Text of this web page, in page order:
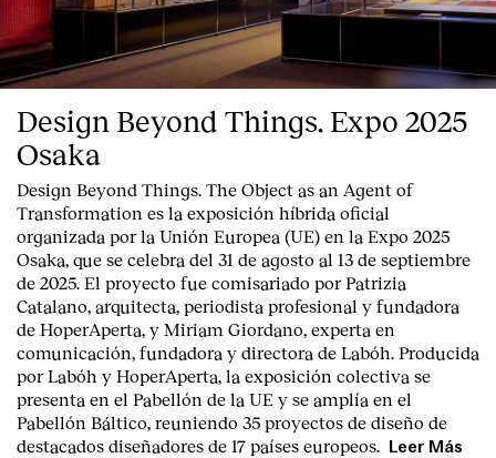
Design Beyond Things. Expo 2025
Osaka
Design Beyond Things. The Object as an Agent of
Transformation es la exposición híbrida oficial
organizada por la Unión Europea (UE) en la Expo 2025
Osaka, que se celebra del 31 de agosto al 13 de septiembre
de 2025. El proyecto fue comisariado porPatrizia
Catalano, arquitecta, periodista profesional y fundadora
de HoperAperta, y Miriam Giordano, experta en
comunicación, fundadora y directora de Labóh. Producida
porLabóh y HoperAperta, la exposición colectiva se
presenta en el Pabellón de la UE y se amplía en el
Pabellón Báltico, reuniendo 35 proyectos de diseño de
destacados diseñadores de 17 países europeos. Leer Más